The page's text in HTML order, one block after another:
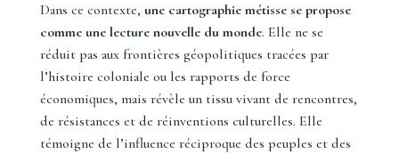
Dans ce contexte, une cartographie métisse se propose
comme une lecture nouvelle du monde. Elle ne se
réduit pas aux frontières géopolitiques tracées par
l’histoire coloniale ou les rapports de force
économiques, mais révèle un tissu vivant de rencontres,
de résistances et de réinventions culturelles. Elle
témoigne de l’influence réciproque des peuples et des